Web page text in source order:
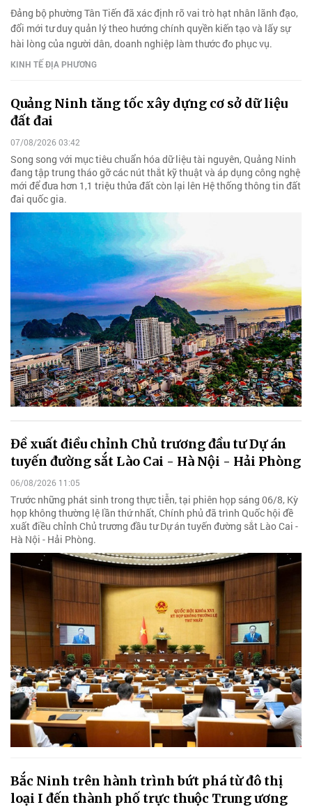
Đảng bộ phường Tân Tiến đã xác định rõ vai trò hạt nhân lãnh đạo,
đổi mới tư duy quản lý theo hướng chính quyền kiến tạo và lấy sự
hài lòng của người dân, doanh nghiệp làm thước đo phục vụ.
KINH TẾ ĐỊA PHƯƠNG
Quảng Ninh tăng tốc xây dựng cơ sở dữ liệu
đất đai
07/08/2026 03:42
Song song với mục tiêu chuẩn hóa dữ liệu tài nguyên, Quảng Ninh
đang tập trung tháo gỡ các nút thắt kỹ thuật và áp dụng công nghệ
mới để đưa hơn 1,1 triệu thửa đất còn lại lên Hệ thống thông tin đất
đai quốc gia.
Đề xuất điều chỉnh Chủ trương đầu tư Dự án
tuyến đường sắt Lào Cai - Hà Nội - Hải Phòng
06/08/2026 11:05
Trước những phát sinh trong thực tiễn, tại phiên họp sáng 06/8, Kỳ
họp không thường lệ lần thứ nhất, Chính phủ đã trình Quốc hội đề
xuất điều chỉnh Chủ trương đầu tư Dự án tuyến đường sắt Lào Cai -
Hà Nội - Hải Phòng.
Bắc Ninh trên hành trình bứt phá từ đô thị
loại I đến thành phố trực thuộc Trung ương